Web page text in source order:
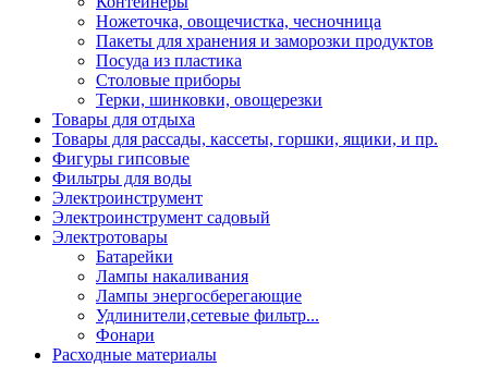
Ножеточка, овощечистка, чесночница
Пакеты для хранения и заморозки продуктов
Посуда из пластика
Столовые приборы
Терки, шинковки, овощерезки
Товары для отдыха
Товары для рассады, кассеты, горшки, ящики, и пр.
Фигуры гипсовые
Фильтры для воды
Электроинструмент
Электроинструмент садовый
Электротовары
Батарейки
Лампы накаливания
Лампы энергосберегающие
Удлинители,сетевые фильтр...
Фонари
Расходные материалы